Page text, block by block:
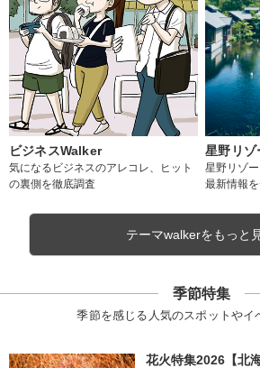
ビジネスWalker
気になるビジネスのアレコレ、ヒット
の裏側を徹底調査
星野リ
星野リゾ
最新情報を
テーマwalkerをもっと
季節特集
季節を感じる人気のスポットやイ
花火特集2026【北海